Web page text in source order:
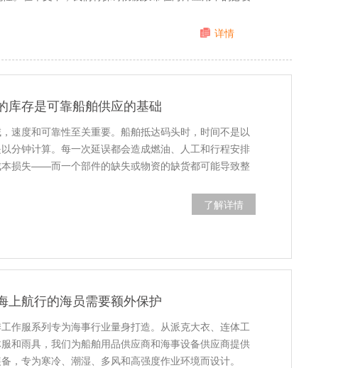
详情
库存是可靠船舶供应的基础
速度和可靠性至关重要。船舶抵达码头时，时间不是以
分钟计算。每一次延误都会造成燃油、人工和行程安排
损失——而一个部件的缺失或物资的缺货都可能导致整
了解详情
上航行的海员需要额外保护
作服系列专为海事行业量身打造。从派克大衣、连体工
和雨具，我们为船舶用品供应商和海事设备供应商提供
，专为寒冷、潮湿、多风和高强度作业环境而设计。